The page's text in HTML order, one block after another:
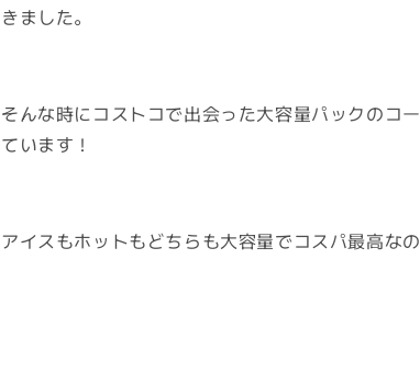
きました。
そんな時にコストコで出会った大容量パックのコ
ています！
アイスもホットもどちらも大容量でコスパ最高な